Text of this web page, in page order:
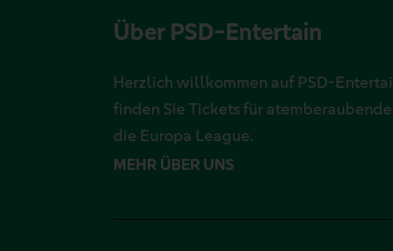
Über PSD-Entertain
Herzlich willkommen auf PSD-
finden Sie Tickets für
die Europa League.
MEHR ÜBER UNS